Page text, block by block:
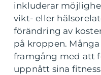
inkluderar
vikt- eller
förändring av
på kroppen.
framgång med att
uppnått sina